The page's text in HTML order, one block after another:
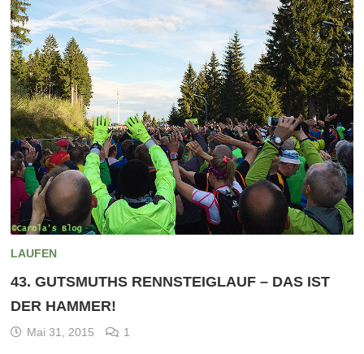
LAUFEN
43. GUTSMUTHS RENNSTEIGLAUF – DAS IST
DER HAMMER!
Mai 31, 2015 1